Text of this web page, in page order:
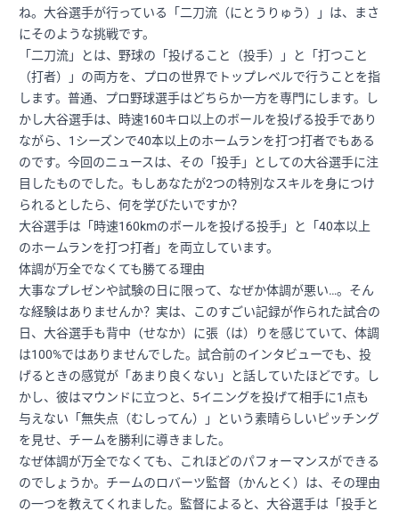
ね。大谷選手が行っている「二刀流（にとうりゅう）」は、まさ
にそのような挑戦です。
「二刀流」とは、野球の「投げること（投手）」と「打つこと
（打者）」の両方を、プロの世界でトップレベルで行うことを指
します。普通、プロ野球選手はどちらか一方を専門にします。し
かし大谷選手は、時速160キロ以上のボールを投げる投手であり
ながら、1シーズンで40本以上のホームランを打つ打者でもある
のです。今回のニュースは、その「投手」としての大谷選手に注
目したものでした。もしあなたが2つの特別なスキルを身につけ
られるとしたら、何を学びたいですか？
大谷選手は「時速160kmのボールを投げる投手」と「40本以上
のホームランを打つ打者」を両立しています。
体調が万全でなくても勝てる理由
大事なプレゼンや試験の日に限って、なぜか体調が悪い…。そん
な経験はありませんか？実は、このすごい記録が作られた試合の
日、大谷選手も背中（せなか）に張（は）りを感じていて、体調
は100%ではありませんでした。試合前のインタビューでも、投
げるときの感覚が「あまり良くない」と話していたほどです。し
かし、彼はマウンドに立つと、5イニングを投げて相手に1点も
与えない「無失点（むしってん）」という素晴らしいピッチング
を見せ、チームを勝利に導きました。
なぜ体調が万全でなくても、これほどのパフォーマンスができる
のでしょうか。チームのロバーツ監督（かんとく）は、その理由
の一つを教えてくれました。監督によると、大谷選手は「投手と